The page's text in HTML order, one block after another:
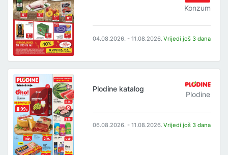
Konzum
04.08.2026. - 11.08.2026. Vrijedi još 3 dana
Plodine katalog
Plodine
06.08.2026. - 11.08.2026. Vrijedi još 3 dana